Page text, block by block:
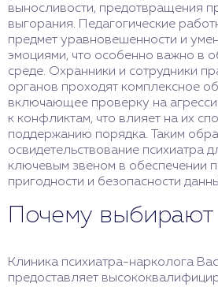
выносливости, предотвращения
выгорания. Педагогические
предмет уравновешенности и
эмоциями, что особенно важно в
среде. Охранники и сотрудники
органов проходят комплексное
включающее проверку на
к конфликтам, что влияет на их
поддержанию порядка. Таким
освидетельствование психиатра
ключевым звеном в обеспечении
пригодности и безопасности
Почему выбирают
Клиника психиатра-нарколога
предоставляет